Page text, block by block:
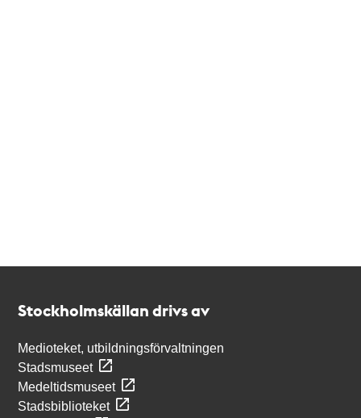
Stockholmskällan drivs av
Medioteket, utbildningsförvaltningen
Stadsmuseet
Medeltidsmuseet
Stadsbiblioteket